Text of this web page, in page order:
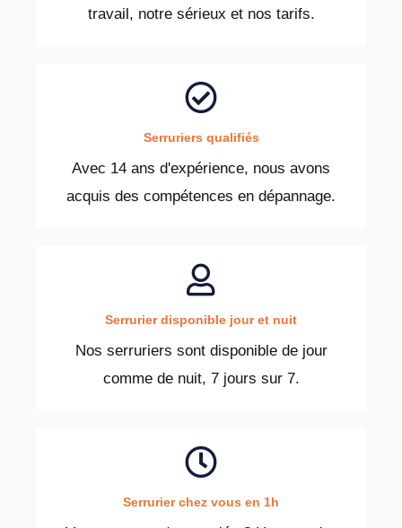
travail, notre sérieux et nos tarifs.
Serruriers qualifiés
Avec 14 ans d'expérience, nous avons
acquis des compétences en dépannage.
Serrurier disponible jour et nuit
Nos serruriers sont disponible de jour
comme de nuit, 7 jours sur 7.
Serrurier chez vous en 1h